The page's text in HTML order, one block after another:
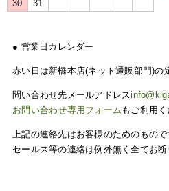
30
31
● 営業日カレンダー
赤い日は新橋本店(ネット通販部門)の
問い合わせ先メールアドレス
お問い合わせ専用フォーム もご利用く
上記の連絡先はお客様のためのもので
セールス等の連絡は例外無く全てお